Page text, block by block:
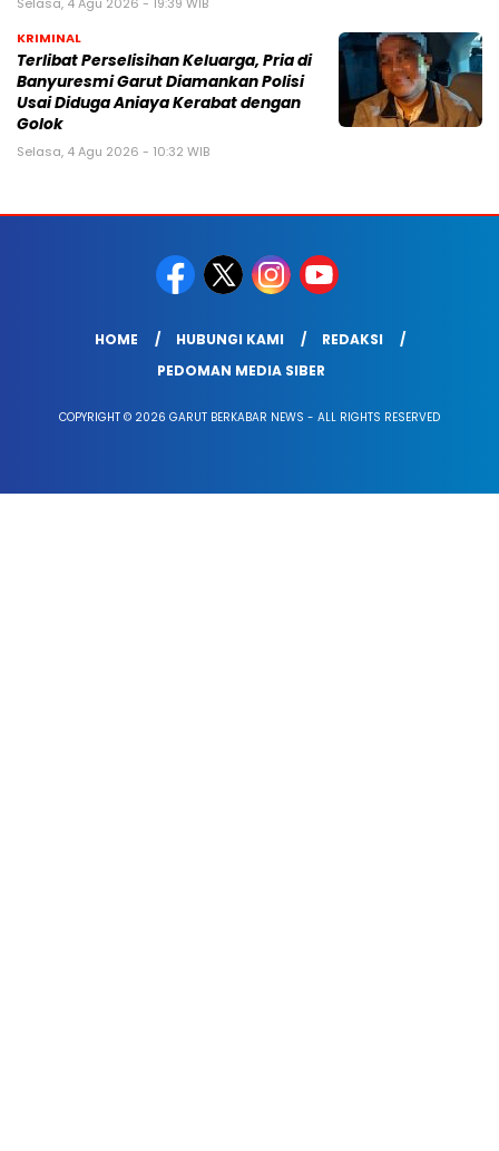
KRIMINAL
Terlibat Perselisihan Keluarga, Pria di
Banyuresmi Garut Diamankan Polisi
Usai Diduga Aniaya Kerabat dengan
Golok
Selasa, 4 Agu 2026 - 10:32 WIB
HOME HUBUNGI KAMI
REDAKSI
PEDOMAN MEDIA SIBER
COPYRIGHT © 2026 GARUT BERKABAR NEWS - ALL RIGHTS RESERVED